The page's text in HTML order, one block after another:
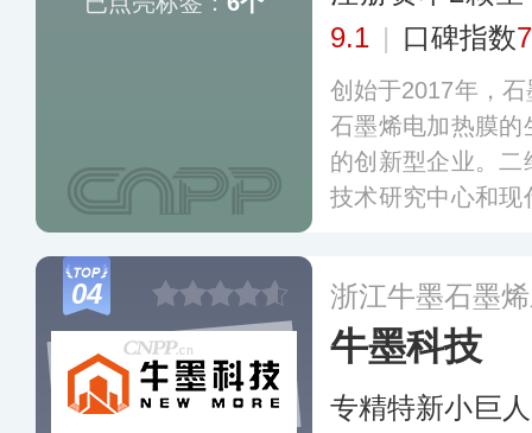
9.1 | 口碑指数
创始于2017年，
石墨烯电加热膜
的创新型企业。
技术研究中心和
04 浙江牛墨石墨
牛墨科技
专精特新小巨人